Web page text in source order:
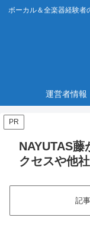
ボーカル＆全楽器経験者
運営者情報
PR
NAYUTAS
クセスや他
記